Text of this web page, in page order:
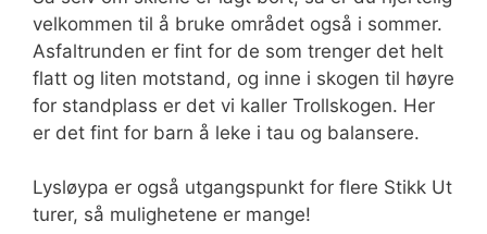
velkommen til å bruke området også i sommer.
Asfaltrunden er fint for de som trenger det helt
flatt og liten motstand, og inne i skogen til høyre
for standplass er det vi kaller Trollskogen. Her
er det fint for barn å leke i tau og balansere.
Lysløypa er også utgangspunkt for flere Stikk Ut
turer, så mulighetene er mange!